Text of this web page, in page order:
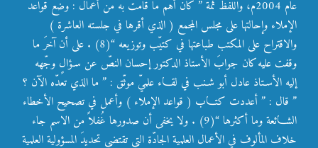
عام 2004م، واللفظ ثمّة ” كان أهمُّ ما قامت به من أعمال : وضعَ قواعد
الإملاء وإحالتها على مجلس المجمع ( الذي أقرها في جلسته العاشرة )
والاقتراح على المكتب طباعتها في كتيّب وتوزيعه “(8) . على أن آخرَ ما
وقفت عليه كان جوابَ الأستاذ الدكتور إحسان النصّ عن سـؤالٍ وجّهه
إليه الأسـتاذ عادل أبو شـنب في لقـاء علميّ موثّق : ” ما الذي تعدّه الآن ؟
” قال : ” أعددت كتـاب ( قواعد الإملاء ) وأعمل في تصحيح الأخطاء
الشـائعة وما أكثرها “(9) . ولا يخفى أن صدورها غُفلاً من الاسم جاء
خلاف المألوف في الأعمال العلمية الجادّة التي تقتضي تحديدَ المسؤولية العلمية